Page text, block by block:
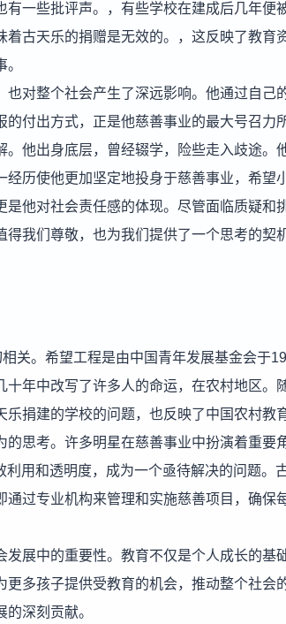
一些批评声。，有些学校在建成后几年便
古天乐的捐赠是无效的。，这反映了教育
对整个社会产生了深远影响。他通过自己
付出方式，正是他慈善事业的最大号召力
他出身底层，曾经辍学，险些走入歧途。
历使他更加坚定地投身于慈善事业，希望
他对社会责任感的体现。尽管面临质疑和
我们尊敬，也为我们提供了一个思考的契
关。希望工程是由中国青年发展基金会于
年中改写了许多人的命运，在农村地区。
捐建的学校的问题，也反映了中国农村教
思考。许多明星在慈善事业中扮演着重要
利用和透明度，成为一个亟待解决的问题。
过专业机构来管理和实施慈善项目，确保
展中的重要性。教育不仅是个人成长的基
多孩子提供受教育的机会，推动整个社会
深刻贡献。